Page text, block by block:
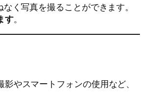
く写真を撮ることができます。
す。
やスマートフォンの使用など、